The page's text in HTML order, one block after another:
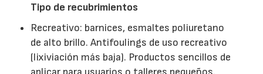
Tipo de recubrimientos
Recreativo: barnices, esmaltes poliuretano
de alto brillo. Antifoulings de uso recreativo
(lixiviación más baja). Productos sencillos de